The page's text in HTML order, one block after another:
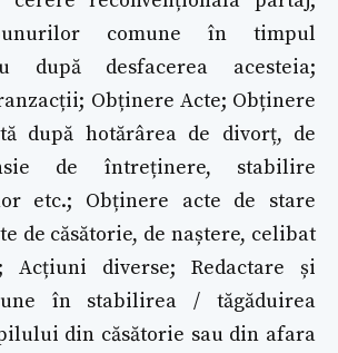
comune în timpul
după desfacerea acesteia;
Obținere Acte; Obținere
după hotărârea de divorț, de
de întreținere, stabilire
etc.; Obținere acte de stare
de căsătorie, de naștere, celibat
Acțiuni diverse; Redactare și
în stabilirea / tăgăduirea
din căsătorie sau din afara